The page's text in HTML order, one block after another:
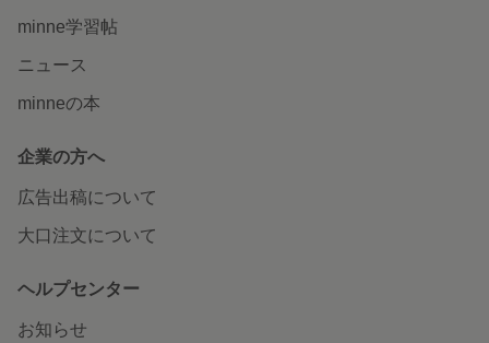
minne学習帖
ニュース
minneの本
企業の方へ
広告出稿について
大口注文について
ヘルプセンター
お知らせ